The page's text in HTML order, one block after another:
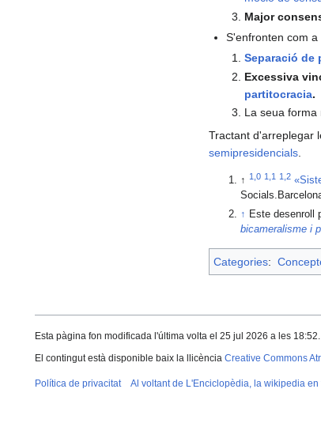
Major
S'enfronten com
Separació de
Excessiva
partitocracia.
La seua forma
Tractant d'arreplegar
semipresidencials
↑1,0 1,1 1,2
↑ Este desenroll
bicameralisme i
Categories:
Esta pàgina fon modificada l'última volta el 25 jul 2026 a les 18:52.
El contingut està disponible baix la llicència Creative Commons
Política de privacitat Al voltant de L'Enciclopèdia, la wikipedia